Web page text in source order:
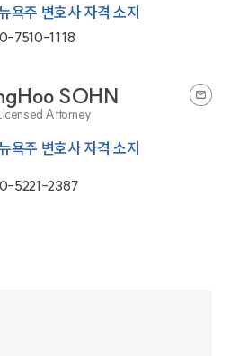
욕주 변호사 자격 소지
7510-1118
SOHN
Attorney
욕주 변호사 자격 소지
5221-2387